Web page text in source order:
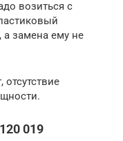
возиться с
а замена ему не
019